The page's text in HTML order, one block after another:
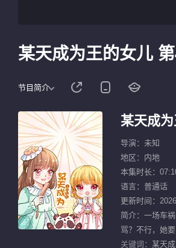
某天成为王的女儿
节目简介
某天成
导演：未知
地区：内地
本集时长：
语言：普通话
更新时间：
简介：一场车
骂？不行，她
关键词： 某天